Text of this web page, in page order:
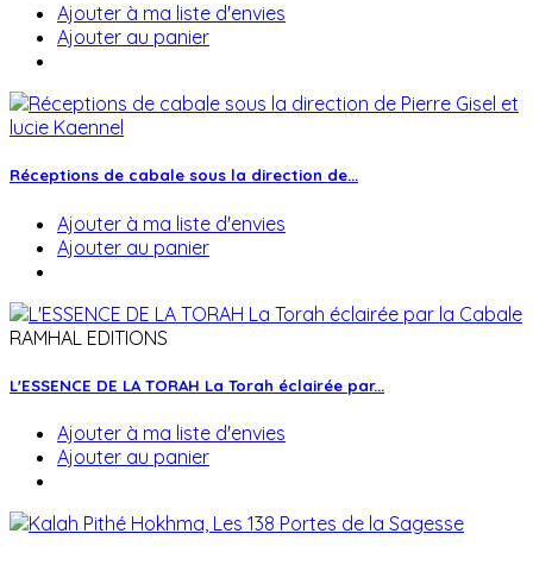
Ajouter à ma liste d'envies
Ajouter au panier
Réceptions de cabale sous la direction de...
Ajouter à ma liste d'envies
Ajouter au panier
RAMHAL EDITIONS
L'ESSENCE DE LA TORAH La Torah éclairée par...
Ajouter à ma liste d'envies
Ajouter au panier